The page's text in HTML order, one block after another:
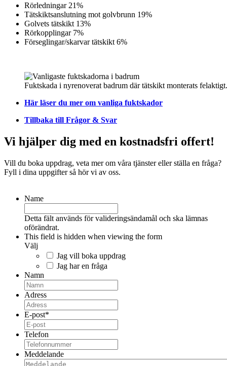
Rörledningar 21%
Tätskiktsanslutning mot golvbrunn 19%
Golvets tätskikt 13%
Rörkopplingar 7%
Förseglingar/skarvar tätskikt 6%
Fuktskada i nyrenoverat badrum där tätskikt monterats felaktigt.
Här läser du mer om vanliga fuktskador
Tillbaka till Frågor & Svar
Vi hjälper dig med en kostnadsfri offert!
Vill du boka uppdrag, veta mer om våra tjänster eller ställa en fråga?
Fyll i dina uppgifter så hör vi av oss.
Name
Detta fält används för valideringsändamål och ska lämnas
oförändrat.
This field is hidden when viewing the form
Välj
Jag vill boka uppdrag
Jag har en fråga
Namn
Adress
E-post*
Telefon
Meddelande